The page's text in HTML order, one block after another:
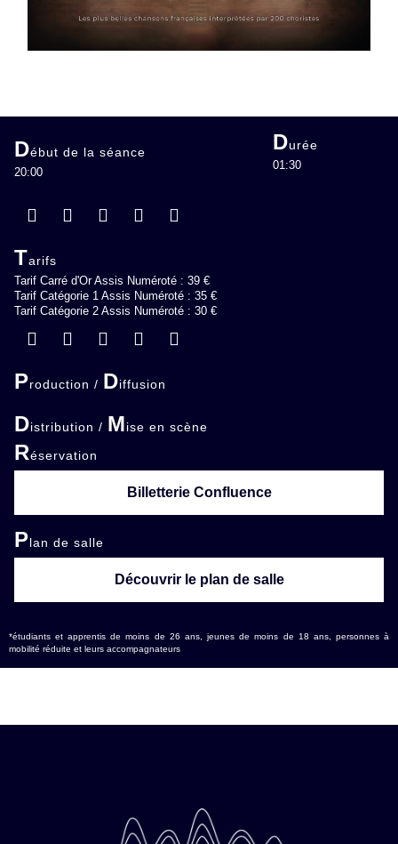
Début de la séance
20:00
Durée
01:30
Tarifs
Tarif Carré d'Or Assis Numéroté : 39 €
Tarif Catégorie 1 Assis Numéroté : 35 €
Tarif Catégorie 2 Assis Numéroté : 30 €
Production / Diffusion
Distribution / Mise en scène
Réservation
Billetterie Confluence
Plan de salle
Découvrir le plan de salle
*étudiants et apprentis de moins de 26 ans, jeunes de moins de 18 ans, personnes à
mobilité réduite et leurs accompagnateurs